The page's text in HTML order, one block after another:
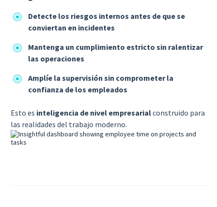
Detecte los riesgos internos antes de que se
conviertan en incidentes
Mantenga un cumplimiento estricto sin ralentizar
las operaciones
Amplíe la supervisión sin comprometer la
confianza de los empleados
Esto es inteligencia de nivel empresarialconstruido para
las realidades del trabajo moderno.